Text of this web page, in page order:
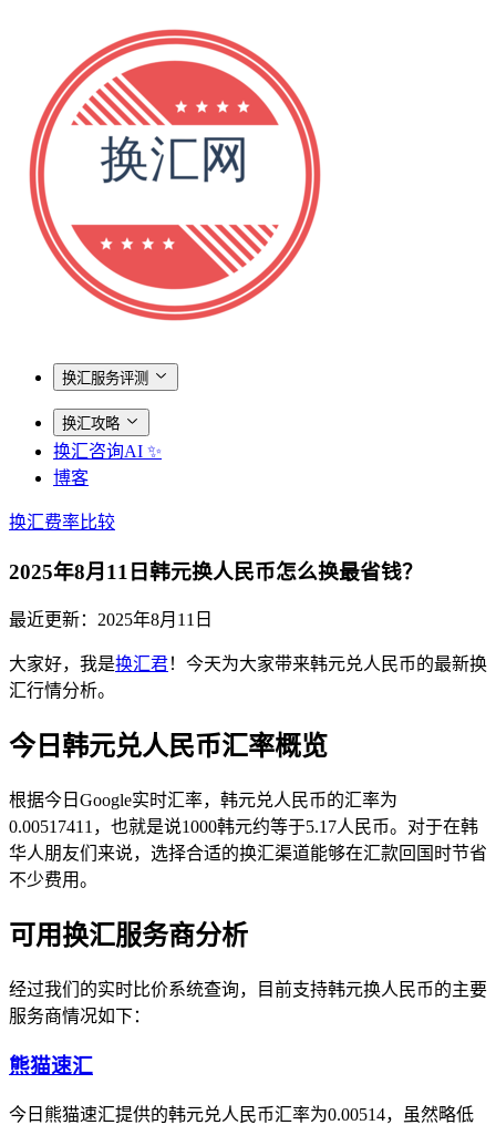
换汇服务评测
换汇攻略
换汇咨询AI ✨
博客
换汇费率比较
2025年8月11日韩元换人民币怎么换最省钱？
最近更新： 2025年8月11日
大家好，我是换汇君！今天为大家带来韩元兑人民币的最新换
汇行情分析。
今日韩元兑人民币汇率概览
根据今日Google实时汇率，韩元兑人民币的汇率为
0.00517411，也就是说1000韩元约等于5.17人民币。对于在韩
华人朋友们来说，选择合适的换汇渠道能够在汇款回国时节省
不少费用。
可用换汇服务商分析
经过我们的实时比价系统查询，目前支持韩元换人民币的主要
服务商情况如下：
熊猫速汇
今日熊猫速汇提供的韩元兑人民币汇率为0.00514，虽然略低